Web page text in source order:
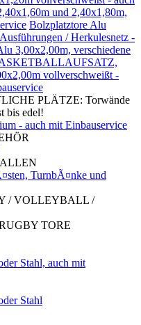
und 2,40x1,80m,
Bolzplatztore Alu
/ Herkulesnetz -
3,00x2,00m, verschiedene
vollverschweißt -
PLÄTZE: Torwände
bis edel!
- auch mit Einbauservice
TurnbÃ¤nke und
/ VOLLEYBALL /
TORE
Stahl, auch mit
Stahl